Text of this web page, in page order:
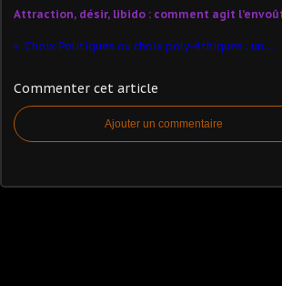
Attraction, désir, libido : comment agit
Choix Politiques ou choix poly-éthiques : une véritable crise ésotérique existentielle ?
Commenter cet article
Ajouter un commentaire